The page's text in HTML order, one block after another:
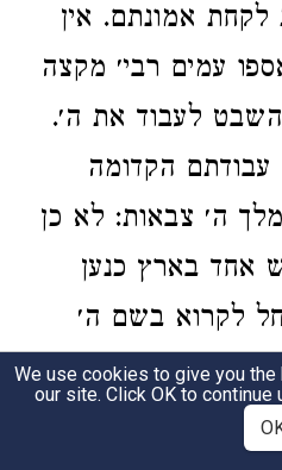
אמונתם. אין
עמים רבי׳ מקצה
לעבוד את ה׳.
עבודתם הקדומה
ה׳ צבאות: לא כן
אחד בארץ כנען
לקרוא בשם ה׳
ליעקב ולשבטים
הדת האלדית
We use cookies to give you
our site. Click OK to continue